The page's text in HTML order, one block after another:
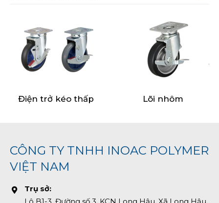
Lõi nhôm Các loại bánh xe
CÔNG TY TNHH INOAC POLYMER
VIỆT NAM
Trụ sở: